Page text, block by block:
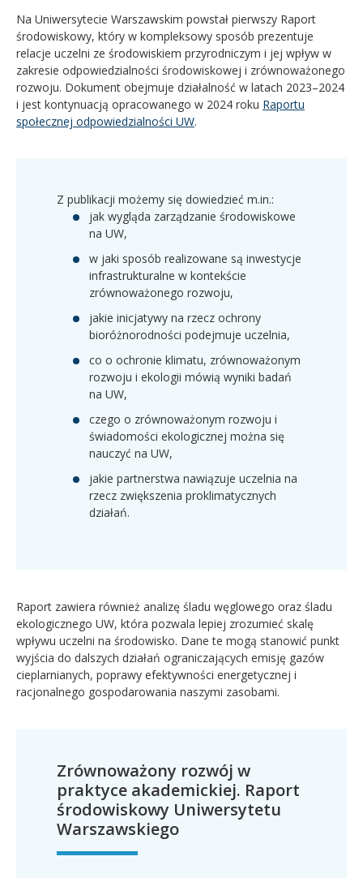
Na Uniwersytecie Warszawskim powstał pierwszy Raport
środowiskowy, który w kompleksowy sposób prezentuje
relacje uczelni ze środowiskiem przyrodniczym i jej wpływ w
zakresie odpowiedzialności środowiskowej i zrównoważonego
rozwoju. Dokument obejmuje działalność w latach 2023–2024
i jest kontynuacją opracowanego w 2024 roku Raportu
społecznej odpowiedzialności UW.
Z publikacji możemy się dowiedzieć m.in.:
jak wygląda zarządzanie środowiskowe
na UW,
w jaki sposób realizowane są inwestycje
infrastrukturalne w kontekście
zrównoważonego rozwoju,
jakie inicjatywy na rzecz ochrony
bioróżnorodności podejmuje uczelnia,
co o ochronie klimatu, zrównoważonym
rozwoju i ekologii mówią wyniki badań
na UW,
czego o zrównoważonym rozwoju i
świadomości ekologicznej można się
nauczyć na UW,
jakie partnerstwa nawiązuje uczelnia na
rzecz zwiększenia proklimatycznych
działań.
Raport zawiera również analizę śladu węglowego oraz śladu
ekologicznego UW, która pozwala lepiej zrozumieć skalę
wpływu uczelni na środowisko. Dane te mogą stanowić punkt
wyjścia do dalszych działań ograniczających emisję gazów
cieplarnianych, poprawy efektywności energetycznej i
racjonalnego gospodarowania naszymi zasobami.
Zrównoważony rozwój w
praktyce akademickiej. Raport
środowiskowy Uniwersytetu
Warszawskiego